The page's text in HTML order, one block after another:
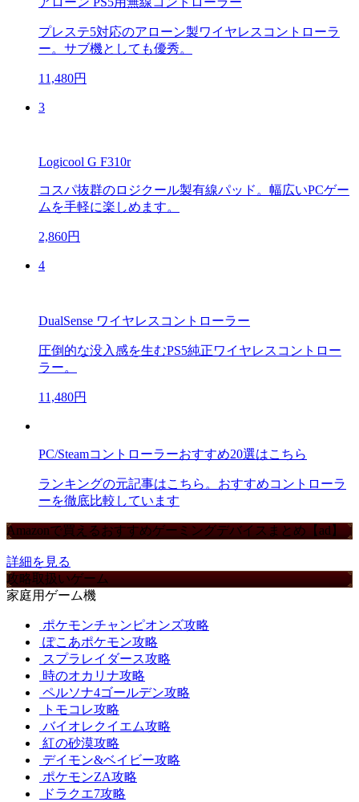
プレステ5対応のアローン製ワイヤレスコントローラ
ー。サブ機としても優秀。
11,480円
3
Logicool G F310r
コスパ抜群のロジクール製有線パッド。幅広いPCゲー
ムを手軽に楽しめます。
2,860円
4
DualSense ワイヤレスコントローラー
圧倒的な没入感を生むPS5純正ワイヤレスコントロー
ラー。
11,480円
PC/Steamコントローラーおすすめ20選はこちら
ランキングの元記事はこちら。おすすめコントローラ
ーを徹底比較しています
Amazonで買えるおすすめゲーミングデバイスまとめ【ad】
詳細を見る
攻略取扱いゲーム
家庭用ゲーム機
ポケモンチャンピオンズ攻略
ぽこあポケモン攻略
スプラレイダース攻略
時のオカリナ攻略
ペルソナ4ゴールデン攻略
トモコレ攻略
バイオレクイエム攻略
紅の砂漠攻略
デイモン&ベイビー攻略
ポケモンZA攻略
ドラクエ7攻略